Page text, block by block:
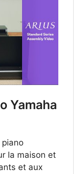
Yamaha
piano
la maison et
et aux